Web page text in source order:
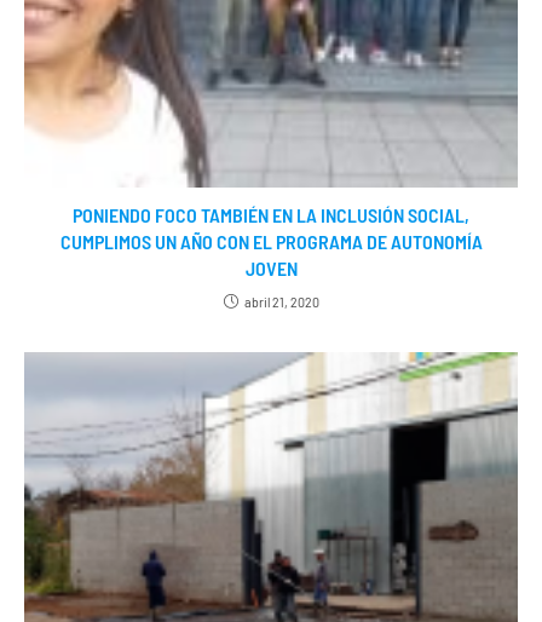
PONIENDO FOCO TAMBIÉN EN LA INCLUSIÓN SOCIAL,
CUMPLIMOS UN AÑO CON EL PROGRAMA DE AUTONOMÍA
JOVEN
abril 21, 2020